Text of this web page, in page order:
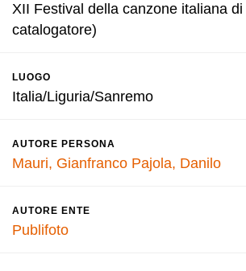
XII Festival della canzone italiana di
catalogatore)
LUOGO
Italia/Liguria/Sanremo
AUTORE PERSONA
Mauri, Gianfranco Pajola, Danilo
AUTORE ENTE
Publifoto